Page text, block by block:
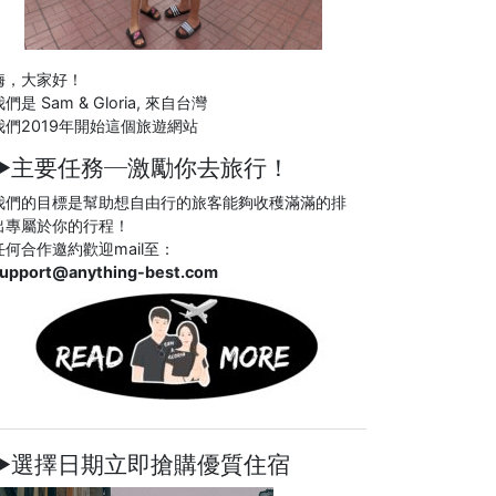
，大家好！
們是 Sam & Gloria, 來自台灣
們2019年開始這個旅遊網站
主要任務─激勵你去旅行！
們的目標是幫助想自由行的旅客能夠收穫滿滿的排
專屬於你的行程！
何合作邀約歡迎mail至：
best.com
擇日期立即搶購優質住宿